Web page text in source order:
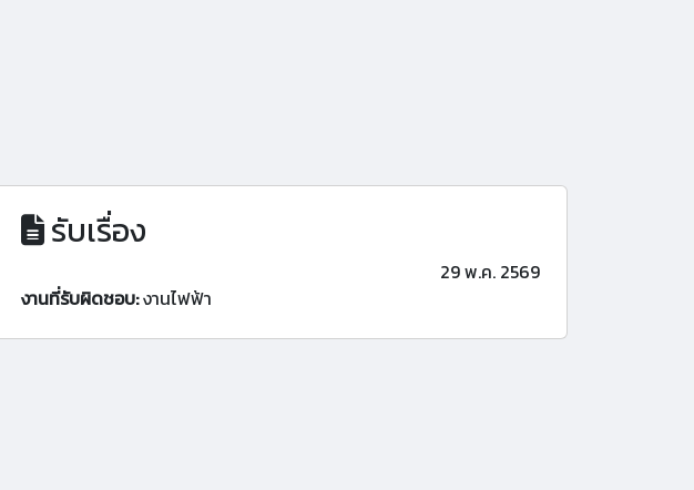
รับเรื่อง
29 พ.ค. 2569
งานที่รับผิดชอบ:งานไฟฟ้า